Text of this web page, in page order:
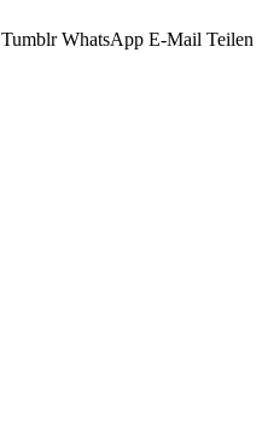
Tumblr WhatsApp E-Mail Teilen